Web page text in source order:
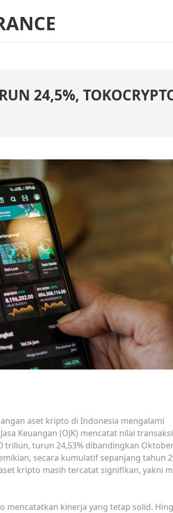
24,5%,
aset kripto di Indonesia mengalami
Keuangan (OJK) mencatat nilai
triliun, turun 24,53% dibandingkan
secara kumulatif sepanjang tahun
kripto masih tercatat signifikan, yakni
mencatatkan kinerja yang tetap solid.